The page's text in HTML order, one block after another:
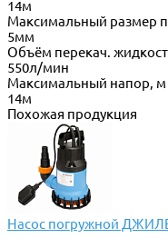
14м
Максимальный размер
5мм
Объём перекач.
550л/мин
Максимальный напор, м
14м
Похожая продукция
Насос погружной